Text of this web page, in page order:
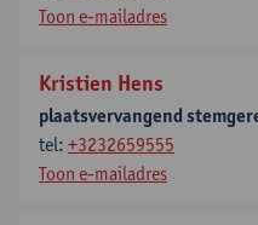
Toon e-mailadres
Kristien Hens
plaatsvervangend
tel: +3232659555
Toon e-mailadres